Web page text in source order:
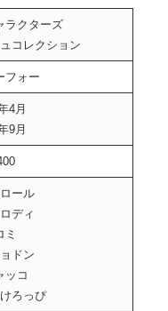
ラクターズ
コレクション
フォー
4月
9月
ール
ディ
ミ
ドン
ッコ
ろっぴ